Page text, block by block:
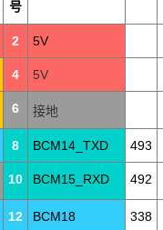
号
2 5V
4 5V
6 接地
8 BCM14_TXD 493
10 BCM15_RXD 492
12 BCM18 338